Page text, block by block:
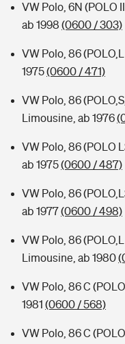
VW Polo, 6N (POLO
ab 1998 (0600 / 303)
VW Polo, 86
1975(0600 / 471)
VW Polo, 86
Limousine, ab 1976
VW Polo, 86 (POLO
ab 1975(0600 / 487)
VW Polo, 86
ab 1977(0600 / 498)
VW Polo, 86
Limousine, ab 1980
VW Polo, 86 C
1981 (0600 / 568)
VW Polo, 86 C